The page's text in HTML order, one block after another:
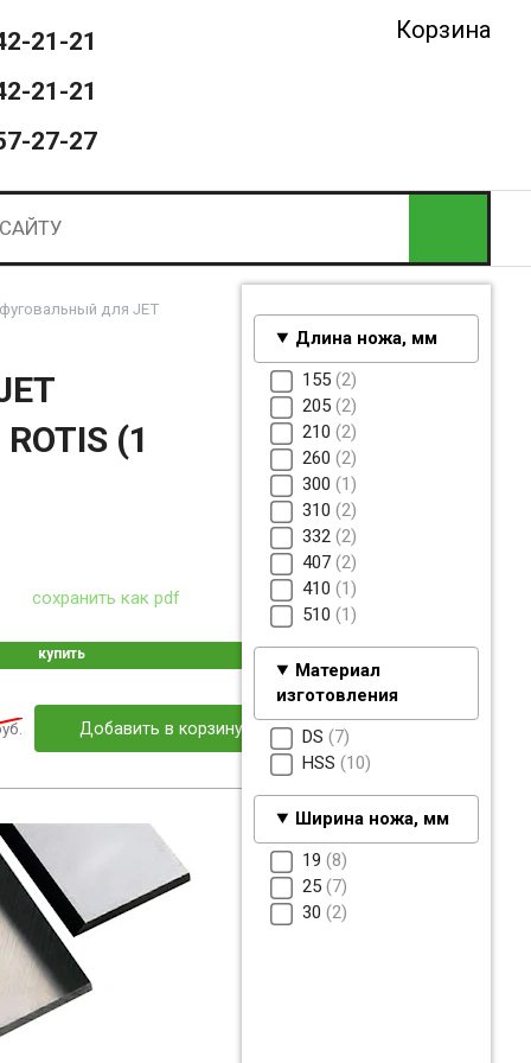
21-21
21-21
27-27
Корзина
Длина ножа, мм
155 2
205 2
210 2
260 2
300 1
310 2
332 2
407 2
410 1
510 1
Материал
изготовления
DS 7
HSS 10
Ширина ножа, мм
19 8
25 7
30 2
для JET
(1
сохранить как pdf
купить
Добавить в корзину